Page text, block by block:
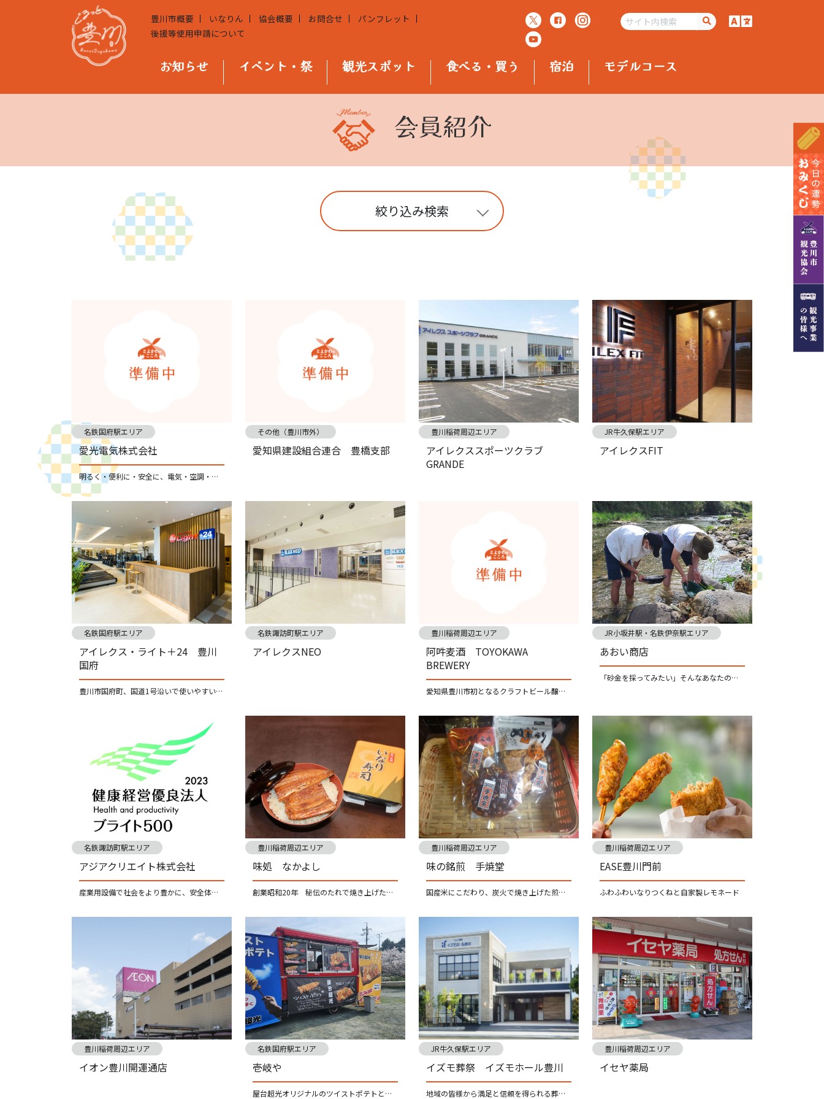
豊川市概要 いなりん 協会概要 お問合せ
パンフレット
後援等使用申請について
お知らせ イベント・祭 観光スポット 食べる・買う 宿泊 モデルコース
会員紹介
絞り込み検索
名鉄国府駅エリア
愛光電気株式会社
明るく・便利に・安全に、電気・空調・通信・防災
その他（豊川市外）
愛知県建設組合連合 豊橋支部
豊川稲荷周辺エリア
アイレクススポーツクラブ
GRANDE
JR牛久保駅エリア
アイレクスFIT
名鉄国府駅エリア
アイレクス・ライト＋24 豊川
国府
豊川市国府町、国道1号沿いで使いやすい。 24時間利用できる気軽なフィットネスクラブ
名鉄諏訪町駅エリア
アイレクスNEO
豊川稲荷周辺エリア
阿吽麦酒 TOYOKAWA
BREWERY
愛知県豊川市初となるクラフトビール醸造所「阿吽麦酒 TOYOKAWA BREWERY」です。
JR小坂井駅・名鉄伊奈駅エリア
あおい商店
「砂金を採ってみたい」そんなあなたの夢を叶えるのが当店の役目です。
名鉄諏訪町駅エリア
アジアクリエイト株式会社
産業用設備で社会をより豊かに、安全体感装置で安全な世の中を
豊川稲荷周辺エリア
味処 なかよし
創業昭和20年 秘伝のたれで焼き上げた鰻と昔ながらのいなり寿司。豊川稲荷の参拝帰りにどうぞお寄りください。
豊川稲荷周辺エリア
味の銘煎 手焼堂
国産米にこだわり、炭火で焼き上げた煎餅です。三河の八丁味噌を使った甘みそ八丁煎がおススメ！
豊川稲荷周辺エリア
EASE豊川門前
ふわふわいなりつくねと自家製レモネード
豊川稲荷周辺エリア
イオン豊川開運通店
名鉄国府駅エリア
壱岐や
屋台超光オリジナルのツイストポテトとイカ焼きそば！！一度食べたらやみつき間違いなし！
JR牛久保駅エリア
イズモ葬祭 イズモホール豊川
地域の皆様から満足と信頼を得られる葬儀社を目指し、スタッフ一同 心を込めてお手伝いさせて頂きます。
豊川稲荷周辺エリア
イセヤ薬局